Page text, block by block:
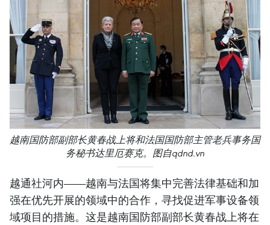
越南国防部副部长黄春战上将和法国国防部主管老兵事务国
务秘书达里厄赛克。图自qdnd.vn
越通社河内——越南与法国将集中完善法律基础和加
强在优先开展的领域中的合作，寻找促进军事设备领
域项目的措施。这是越南国防部副部长黄春战上将在